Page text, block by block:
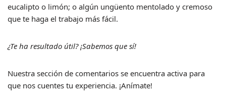
eucalipto o limón; o algún ungüento mentolado y cremoso
que te haga el trabajo más fácil.
¿Te ha resultado útil? ¡Sabemos que sí!
Nuestra sección de comentarios se encuentra activa para
que nos cuentes tu experiencia. ¡Anímate!